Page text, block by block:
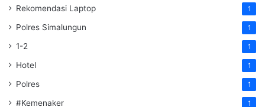
Rekomendasi Laptop 1
Polres Simalungun 1
1-2 1
Hotel 1
Polres 1
#Kemenaker 1